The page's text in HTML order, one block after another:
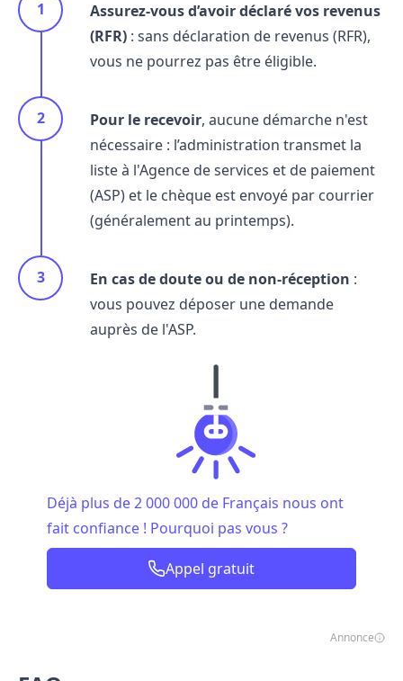
Assurez-vous d’avoir déclaré vos revenus
(RFR) : sans déclaration de revenus (RFR),
vous ne pourrez pas être éligible.
Pour le recevoir, aucune démarche n'est
nécessaire : l’administration transmet la
liste à l'Agence de services et de paiement
(ASP) et le chèque est envoyé par courrier
(généralement au printemps).
En cas de doute ou de non-réception :
vous pouvez déposer une demande
auprès de l'ASP.
Déjà plus de 2 000 000 de Français nous ont
fait confiance ! Pourquoi pas vous ?
Appel gratuit
Annonce